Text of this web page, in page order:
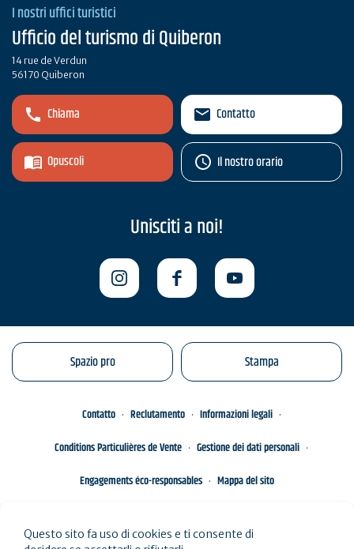
I nostri uffici turistici
Ufficio del turismo di Quiberon
14 rue de Verdun
56170 Quiberon
Chiama
Opuscoli
Contatto
Il nostro orario
Unisciti a noi!
Spazio pro Stampa
Contatto Reclutamento
Informazioni legali
Conditions Particulières de Vente
Gestione dei dati personali
Engagements éco-responsables
Mappa del sito
Questo sito fa uso di cookies e ti consente di